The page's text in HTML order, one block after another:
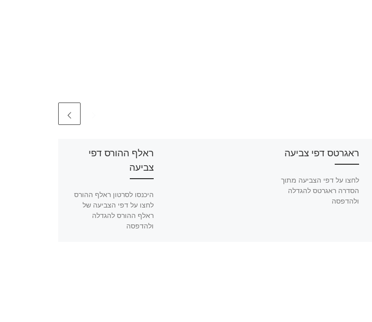
ראגרטס דפי צביעה
לחצו על דפי הצביעה מתוך
הסדרה ראגרטס להגדלה
ולהדפסה
ראלף ההורס דפי
צביעה
היכנסו לסרטון ראלף ההורס
לחצו על דפי הצביעה של
ראלף ההורס להגדלה
ולהדפסה